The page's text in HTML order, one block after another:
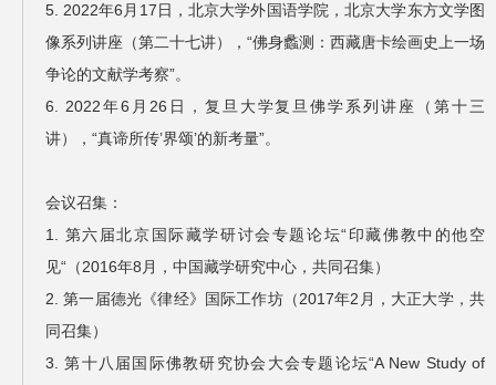
5. 2022年6月17日，北京大学外国语学院，北京大学东方文学图
像系列讲座（第二十七讲），“佛身蠡测：西藏唐卡绘画史上一场
争论的文献学考察”。
6. 2022年6月26日，复旦大学复旦佛学系列讲座（第十三
讲），“真谛所传’界颂’的新考量”。
会议召集：
1. 第六届北京国际藏学研讨会专题论坛“印藏佛教中的他空
见“（2016年8月，中国藏学研究中心，共同召集）
2. 第一届德光《律经》国际工作坊（2017年2月，大正大学，共
同召集）
3. 第十八届国际佛教研究协会大会专题论坛“A New Study of